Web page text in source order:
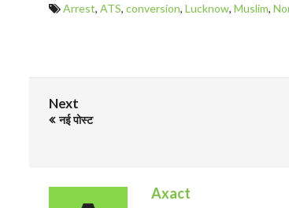
Arrest, ATS, conversion, Lucknow, Muslim,
Next
नई पोस्ट
Axact